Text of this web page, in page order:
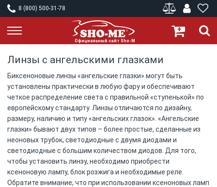
8 (800) 500-31-78
Линзы с ангельскими глазками
Биксеноновые линзы «ангельские глазки» могут быть
установлены практически в любую фару и обеспечивают
четкое распределение света с правильной «ступенькой» по
европейскому стандарту. Линзы отличаются по дизайну,
размеру, наличию и типу «ангельских глазок». «Ангельские
глазки» бывают двух типов – более простые, сделанные из
неоновых трубок, светодиодные с двумя диодами и
светодиодные с большим количеством диодов. Для того,
чтобы установить линзу, необходимо приобрести
ксеноновую лампу, блок розжига и необходимые реле.
Обратите внимание, что при использовании ксеноновых ламп